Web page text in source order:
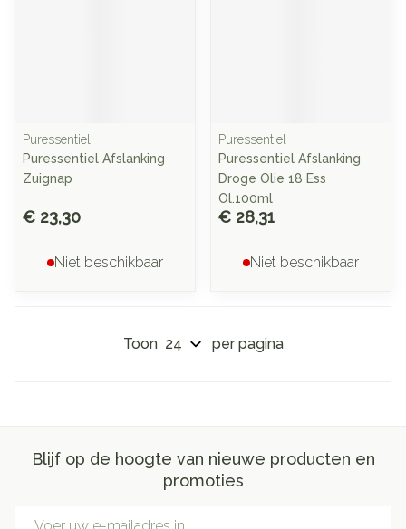
Puressentiel
Puressentiel Afslanking
Zuignap
€ 23,30
Niet beschikbaar
Puressentiel
Puressentiel Afslanking
Droge Olie 18 Ess
Ol.100ml
€ 28,31
Niet beschikbaar
Toon per pagina
Blijf op de hoogte van nieuwe producten en
promoties